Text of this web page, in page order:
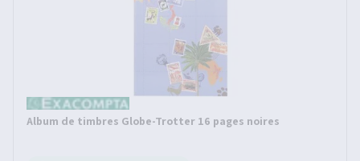
Album de timbres Globe-Trotter 16 pages noires